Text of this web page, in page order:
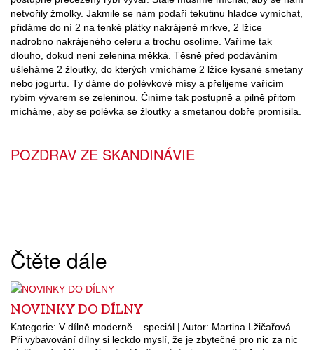
netvořily žmolky. Jakmile se nám podaří tekutinu hladce vymíchat,
přidáme do ní 2 na tenké plátky nakrájené mrkve, 2 lžíce
nadrobno nakrájeného celeru a trochu osolíme. Vaříme tak
dlouho, dokud není zelenina měkká. Těsně před podáváním
ušleháme 2 žloutky, do kterých vmícháme 2 lžíce kysané smetany
nebo jogurtu. Ty dáme do polévkové mísy a přelijeme vařícím
rybím vývarem se zeleninou. Činíme tak postupně a pilně přitom
mícháme, aby se polévka se žloutky a smetanou dobře promísila.
POZDRAV ZE SKANDINÁVIE
Čtěte dále
NOVINKY DO DÍLNY
Kategorie: V dílně moderně – speciál | Autor: Martina Lžičařová
Při vybavování dílny si leckdo myslí, že je zbytečné pro nic za nic